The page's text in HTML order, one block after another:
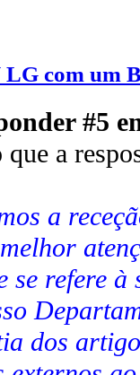
LG com um
#5
que a
a
se refere
dos